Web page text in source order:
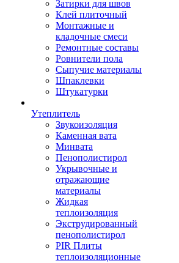
Затирки для швов
Клей плиточный
Монтажные и
кладочные смеси
Ремонтные составы
Ровнители пола
Сыпучие материалы
Шпаклевки
Штукатурки
Утеплитель
Звукоизоляция
Каменная вата
Минвата
Пенополистирол
Укрывочные и
отражающие
материалы
Жидкая
теплоизоляция
Экструдированный
пенополистирол
PIR Плиты
теплоизоляционные